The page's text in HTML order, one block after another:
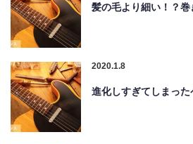
髪の毛より細い！？巻
2020.1.8
進化しすぎてしまった